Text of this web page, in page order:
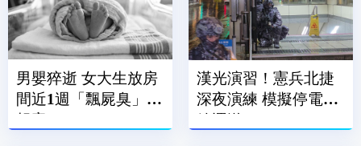
男嬰猝逝 女大生放房
間近1週「飄屍臭」才
報案
漢光演習！憲兵北捷
深夜演練 模擬停電補
給運送